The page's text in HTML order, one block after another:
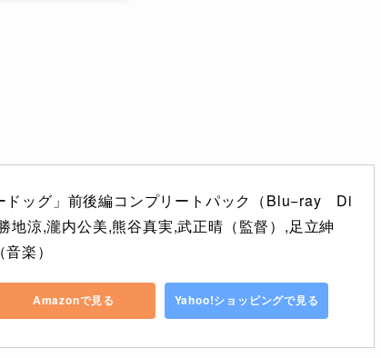
ドッグ」前後編コンプリートパック（Blu−ray　Di
地涼,瀧内公美,熊谷真実,武正晴（監督）,足立紳
楽）
Amazonで見る Yahoo!ショッピングで見る